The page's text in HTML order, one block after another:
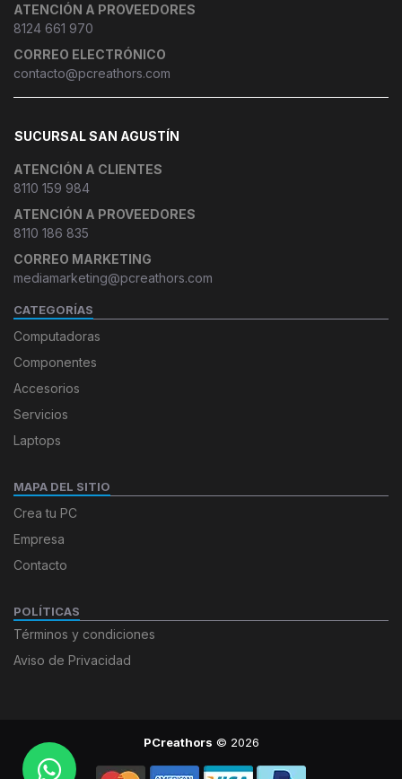
ATENCIÓN A PROVEEDORES
8124 661 970
CORREO ELECTRÓNICO
contacto@pcreathors.com
SUCURSAL SAN AGUSTÍN
ATENCIÓN A CLIENTES
8110 159 984
ATENCIÓN A PROVEEDORES
8110 186 835
CORREO MARKETING
mediamarketing@pcreathors.com
CATEGORÍAS
Computadoras
Componentes
Accesorios
Servicios
Laptops
MAPA DEL SITIO
Crea tu PC
Empresa
Contacto
POLÍTICAS
Términos y condiciones
Aviso de Privacidad
PCreathors © 2026